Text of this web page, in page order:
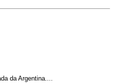
da Argentina....